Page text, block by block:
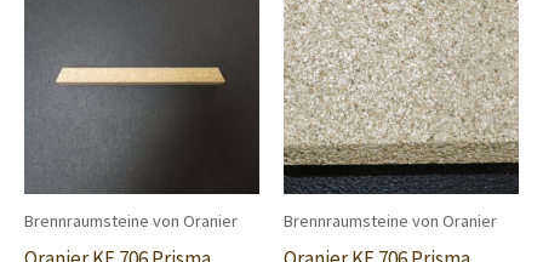
Brennraumsteine von Oranier Brennraumsteine von Oranier